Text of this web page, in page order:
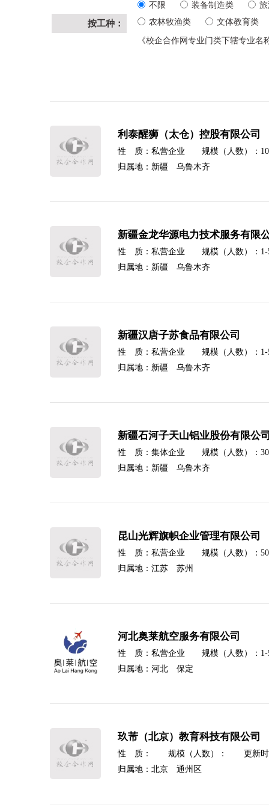
按工种：
不限 装备制造类
农林牧渔类
文体教育类
《校企合作网专业门类下辖专业名
利泰醒狮（太仓）控股有限公司
性 质：私营企业 规模（人数）：
归属地：新疆 乌鲁木齐
新疆金龙华源电力技术服务有限
性 质：私营企业 规模（人数）：
归属地：新疆 乌鲁木齐
新疆汉唐子苏食品有限公司
性 质：私营企业 规模（人数）：
归属地：新疆 乌鲁木齐
新疆石河子天山铝业股份有限公
性 质：集体企业 规模（人数）：
归属地：新疆 乌鲁木齐
昆山光辉旗帜企业管理有限公司
性 质：私营企业 规模（人数）：
归属地：江苏 苏州
河北奥莱航空服务有限公司
性 质：私营企业 规模（人数）：
归属地：河北 保定
玖芾（北京）教育科技有限公司
性 质： 规模（人数）： 更新时
归属地：北京 通州区